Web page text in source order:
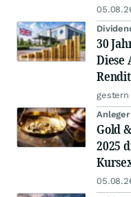
30
Diese
gestern
Gold
2025